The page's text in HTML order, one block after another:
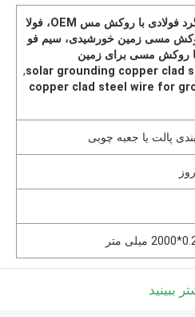
میله گرد فولادی با روکش مس OEM، فولا
مسی زمین خورشیدی، سیم فو
روکش مسی برای زمین
solar grounding copper clad
,
copper clad steel wire for
پالت یا جعبه چوبی
ببینید